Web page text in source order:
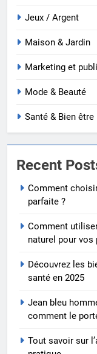
Jeux / Argent
Maison & Jardin
Marketing et
Mode & Beauté
Santé & Bien être
Recent
Comment
parfaite ?
Comment
naturel pour vos
Découvrez les
santé en 2025
Jean bleu
comment le
Tout savoir sur